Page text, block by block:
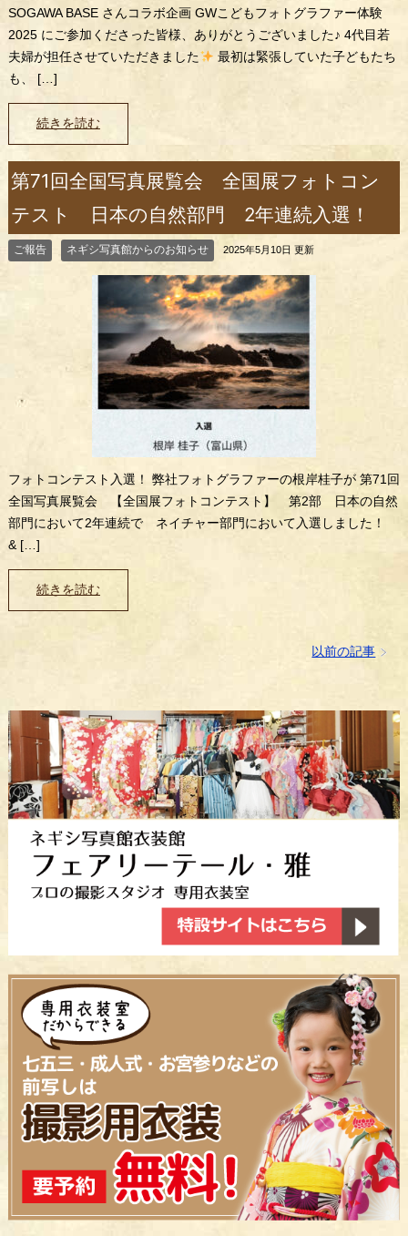
SOGAWA BASE さんコラボ企画 GWこどもフォトグラファー体験
2025 にご参加くださった皆様、ありがとうございました♪ 4代目若
夫婦が担任させていただきました
最初は緊張していた子どもたち
も、 […]
続きを読む
第71回全国写真展覧会 全国展フォトコン
テスト 日本の自然部門 2年連続入選！
ご報告 ネギシ写真館からのお知らせ 2025年5月10日 更新
フォトコンテスト入選！ 弊社フォトグラファーの根岸桂子が 第71回
全国写真展覧会 【全国展フォトコンテスト】 第2部 日本の自然
部門において2年連続で ネイチャー部門において入選しました！
& […]
続きを読む
以前の記事